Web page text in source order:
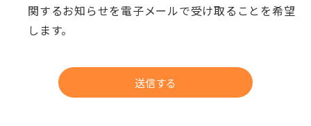
関するお知らせを電子メールで受け取ることを希望
します。